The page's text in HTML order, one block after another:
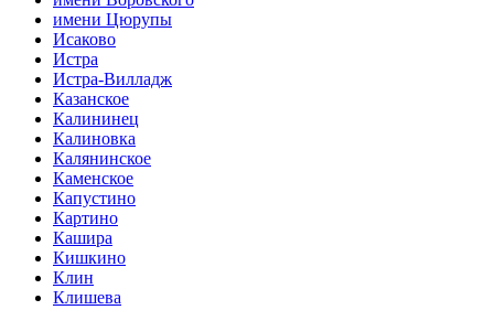
имени Цюрупы
Исаково
Истра
Истра-Вилладж
Казанское
Калининец
Калиновка
Калянинское
Каменское
Капустино
Картино
Кашира
Кишкино
Клин
Клишева